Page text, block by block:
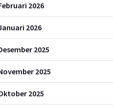
2026
2026
2025
2025
2025